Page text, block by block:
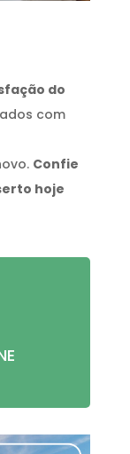
do
com
Confie
hoje